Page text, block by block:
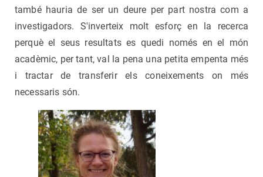
també hauria de ser un deure per part nostra com a
investigadors. S'inverteix molt esforç en la recerca
perquè el seus resultats es quedi només en el món
acadèmic, per tant, val la pena una petita empenta més
i tractar de transferir els coneixements on més
necessaris són.